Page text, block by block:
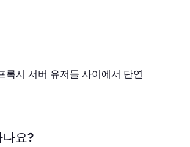
시 서버 유저들 사이에서 단연
요?